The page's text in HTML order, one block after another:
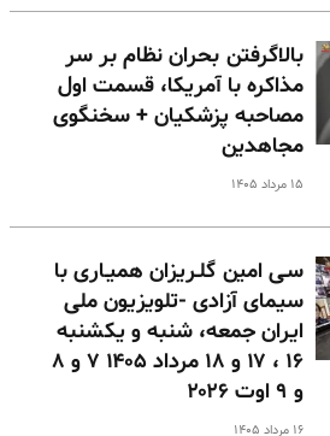
بالا‌گرفتن بحران نظام بر سر
مذاکره با آمریکا، قسمت اول
مصاحبه پزشکیان + سخنگوی
مجاهدین
۱۵ مرداد ۱۴۰۵
سـی امین گلـریزان همیـاری با
سیمای آزادی -تلویزیون ملی
ایران جمعه، شنبه و یکشنبه
۱۶ ، ۱۷ و ۱۸ مرداد ۱۴۰۵ ۷ و ۸
و ۹ اوت ۲۰۲۶
۱۶ مرداد ۱۴۰۵